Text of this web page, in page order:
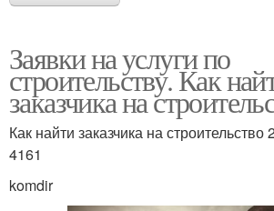
Заявки на услуги по
строительству. Как
заказчика на
Как найти заказчика на строительство
4161
komdir